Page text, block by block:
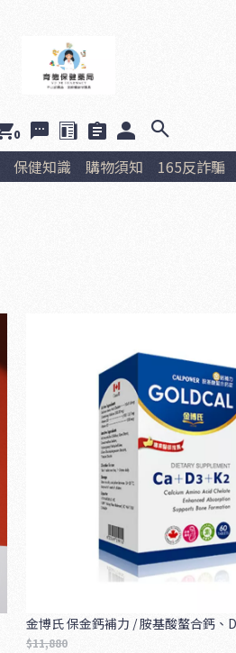
0
保健知識 購物須知 165反詐騙
金博氏 保金鈣補力 / 胺基酸螯合鈣、
$11,880